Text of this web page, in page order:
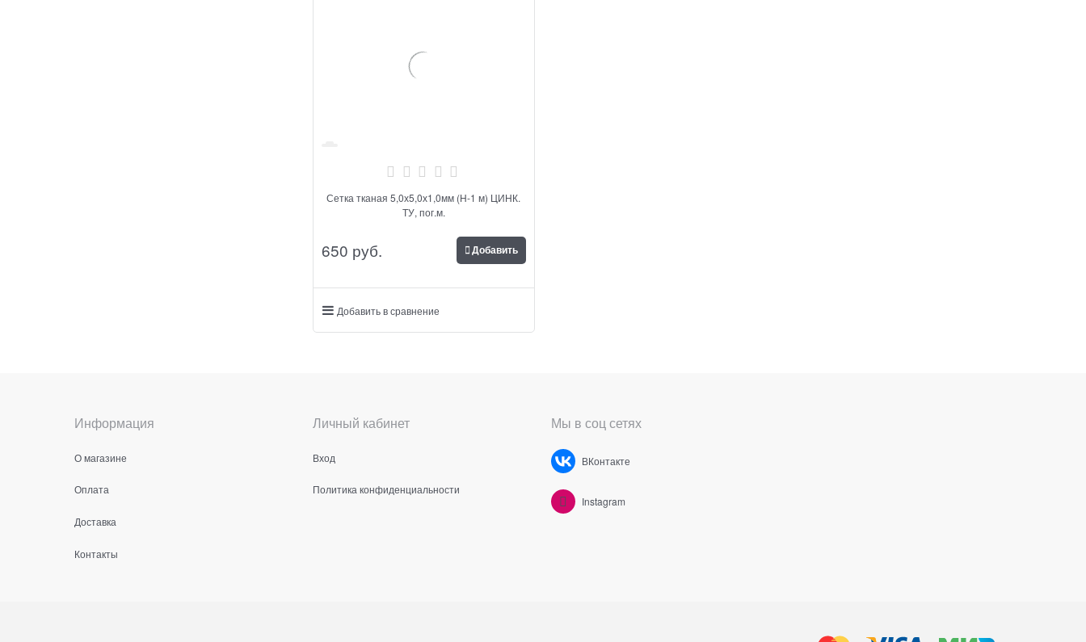
Сетка тканая 5,0х5,0х1,0мм (Н-1 м) ЦИНК.
ТУ, пог.м.
650 руб. Добавить
Добавить в сравнение
Информация
О магазине
Оплата
Доставка
Контакты
Личный кабинет
Вход
Политика конфиденциальности
Мы в соц сетях
ВКонтакте
Instagram